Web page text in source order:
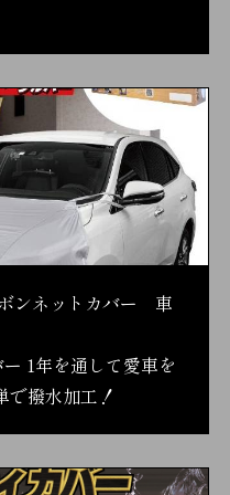
ンネットカバー 車
1年を通して愛車を
で撥水加工！